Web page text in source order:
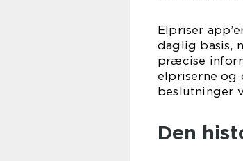
Elpriser
daglig basis,
præcise
elpriserne
beslutninger
Den